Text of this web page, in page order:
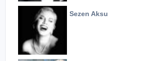
Sezen Aksu